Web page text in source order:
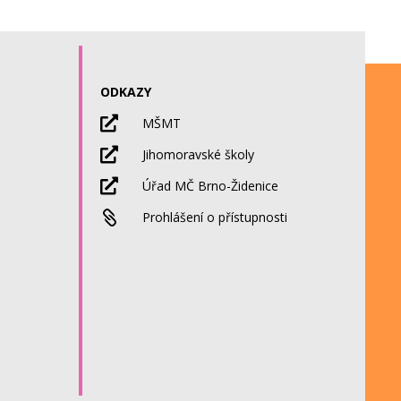
ODKAZY
 MŠMT
 Jihomoravské školy
 Úřad MČ Brno-Židenice
 Prohlášení o přístupnosti